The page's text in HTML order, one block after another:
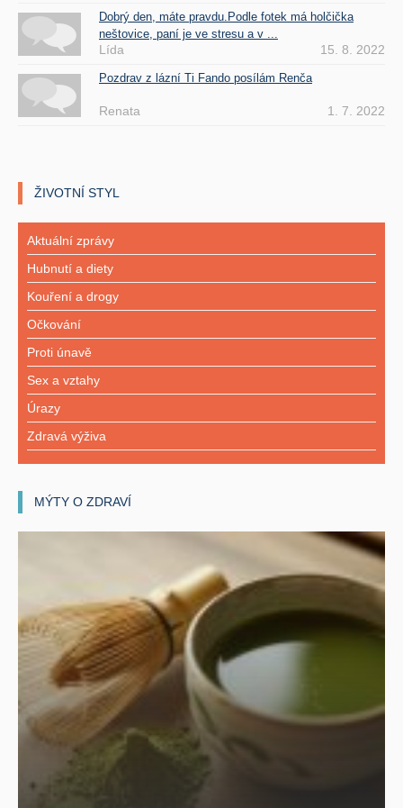
Dobrý den, máte pravdu.Podle fotek má holčička
neštovice, paní je ve stresu a v ...
Lída 15. 8. 2022
Pozdrav z lázní Ti Fando posílám Renča
Renata 1. 7. 2022
ŽIVOTNÍ STYL
Aktuální zprávy
Hubnutí a diety
Kouření a drogy
Očkování
Proti únavě
Sex a vztahy
Úrazy
Zdravá výživa
MÝTY O ZDRAVÍ